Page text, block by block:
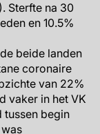
Sterfte na 30
en 10.5%
beide landen
coronaire
van 22%
vaker in het VK
tussen begin